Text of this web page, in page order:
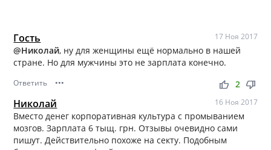
Гость 17 Ноя 2017
@Николай, ну для женщины ещё нормально в нашей
стране. Но для мужчины это не зарплата конечно.
Ответить ••• thumb_up thumb_down
2
Николай 16 Ноя 2017
Вместо денег корпоративная культура с промыванием
мозгов. Зарплата 6 тыщ. грн. Отзывы очевидно сами
пишут. Действительно похоже на секту. Подобным